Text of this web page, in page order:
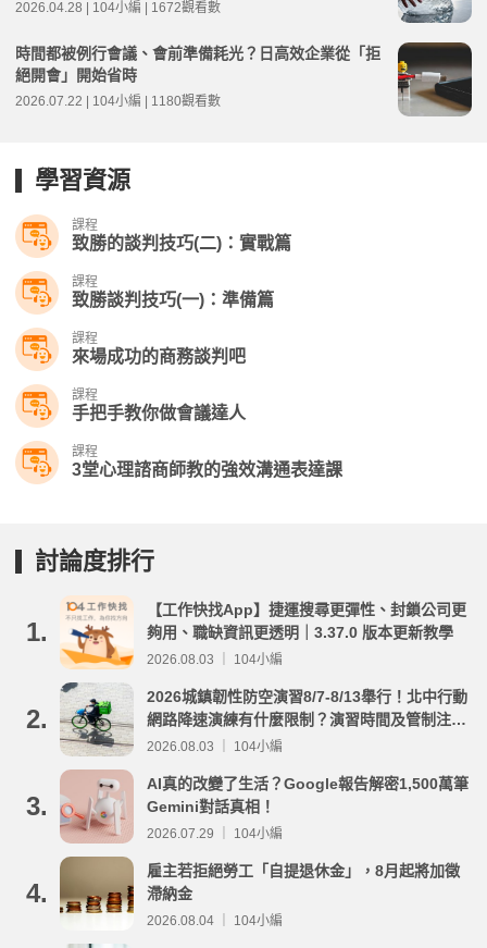
2026.04.28 | 104小編 | 1672觀看數
時間都被例行會議、會前準備耗光？日高效企業從「拒
絕開會」開始省時
2026.07.22 | 104小編 | 1180觀看數
學習資源
課程
致勝的談判技巧(二)：實戰篇
課程
致勝談判技巧(一)：準備篇
課程
來場成功的商務談判吧
課程
手把手教你做會議達人
課程
3堂心理諮商師教的強效溝通表達課
討論度排行
1.
【工作快找App】捷運搜尋更彈性、封鎖公司更
夠用、職缺資訊更透明｜3.37.0 版本更新教學
2026.08.03 ｜ 104小編
2.
2026城鎮韌性防空演習8/7-8/13舉行！北中行動
網路降速演練有什麼限制？演習時間及管制注意
事項整理
2026.08.03 ｜ 104小編
3.
AI真的改變了生活？Google報告解密1,500萬筆
Gemini對話真相！
2026.07.29 ｜ 104小編
4.
雇主若拒絕勞工「自提退休金」，8月起將加徵
滯納金
2026.08.04 ｜ 104小編